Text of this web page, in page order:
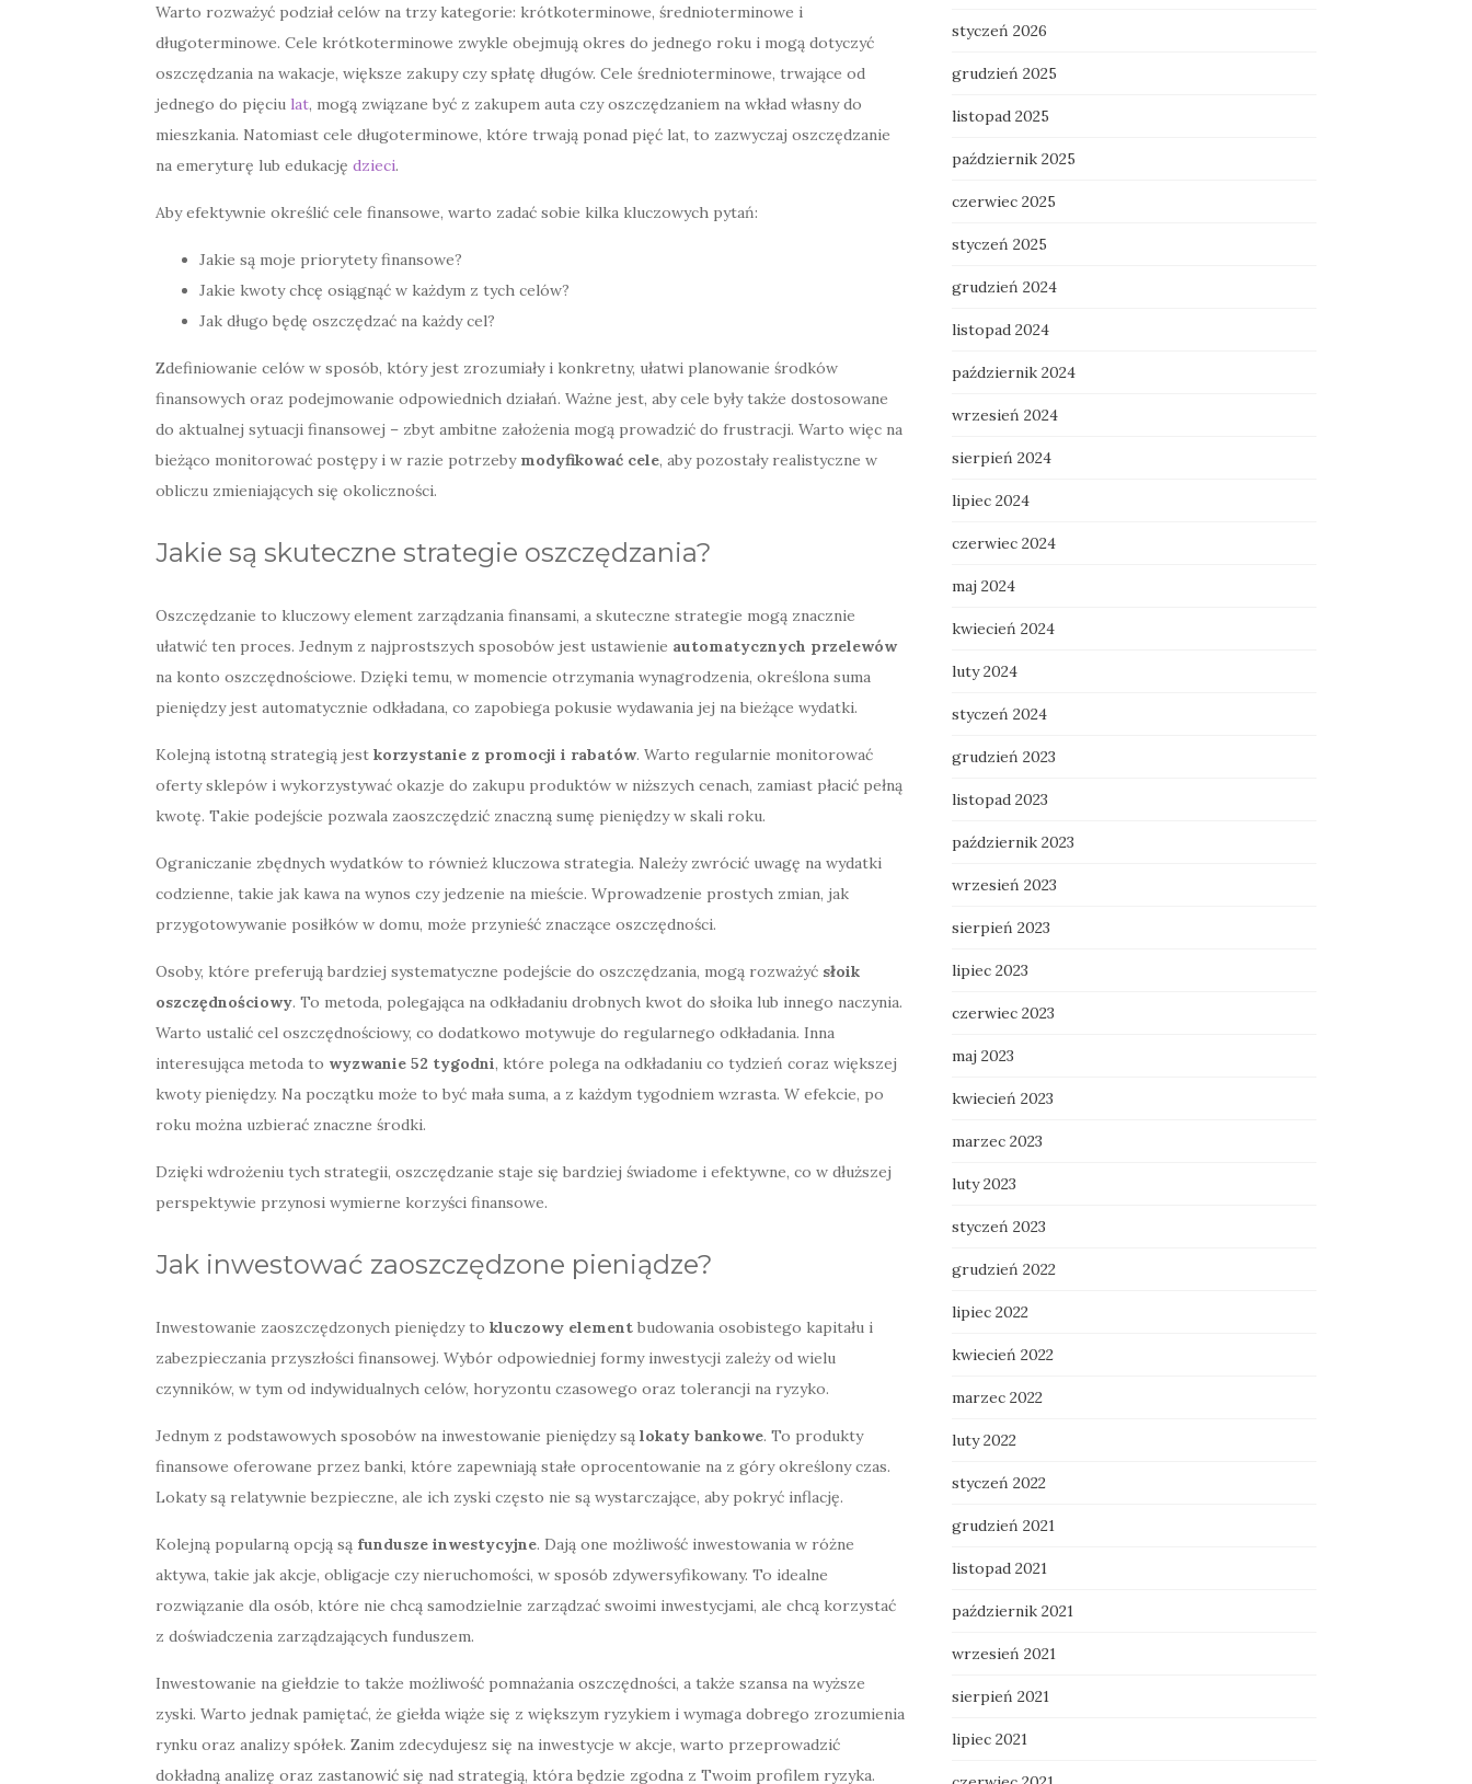
Warto rozważyć podział celów na trzy kategorie: krótkoterminowe, średnioterminowe i
długoterminowe. Cele krótkoterminowe zwykle obejmują okres do jednego roku i mogą dotyczyć
oszczędzania na wakacje, większe zakupy czy spłatę długów. Cele średnioterminowe, trwające od
jednego do pięciu lat, mogą związane być z zakupem auta czy oszczędzaniem na wkład własny do
mieszkania. Natomiast cele długoterminowe, które trwają ponad pięć lat, to zazwyczaj oszczędzanie
na emeryturę lub edukację dzieci.
Aby efektywnie określić cele finansowe, warto zadać sobie kilka kluczowych pytań:
Jakie są moje priorytety finansowe?
Jakie kwoty chcę osiągnąć w każdym z tych celów?
Jak długo będę oszczędzać na każdy cel?
Zdefiniowanie celów w sposób, który jest zrozumiały i konkretny, ułatwi planowanie środków
finansowych oraz podejmowanie odpowiednich działań. Ważne jest, aby cele były także dostosowane
do aktualnej sytuacji finansowej – zbyt ambitne założenia mogą prowadzić do frustracji. Warto więc na
bieżąco monitorować postępy i w razie potrzeby modyfikować cele, aby pozostały realistyczne w
obliczu zmieniających się okoliczności.
Jakie są skuteczne strategie oszczędzania?
Oszczędzanie to kluczowy element zarządzania finansami, a skuteczne strategie mogą znacznie
ułatwić ten proces. Jednym z najprostszych sposobów jest ustawienie automatycznych przelewów
na konto oszczędnościowe. Dzięki temu, w momencie otrzymania wynagrodzenia, określona suma
pieniędzy jest automatycznie odkładana, co zapobiega pokusie wydawania jej na bieżące wydatki.
Kolejną istotną strategią jest korzystanie z promocji i rabatów. Warto regularnie monitorować
oferty sklepów i wykorzystywać okazje do zakupu produktów w niższych cenach, zamiast płacić pełną
kwotę. Takie podejście pozwala zaoszczędzić znaczną sumę pieniędzy w skali roku.
Ograniczanie zbędnych wydatków to również kluczowa strategia. Należy zwrócić uwagę na wydatki
codzienne, takie jak kawa na wynos czy jedzenie na mieście. Wprowadzenie prostych zmian, jak
przygotowywanie posiłków w domu, może przynieść znaczące oszczędności.
Osoby, które preferują bardziej systematyczne podejście do oszczędzania, mogą rozważyć słoik
oszczędnościowy. To metoda, polegająca na odkładaniu drobnych kwot do słoika lub innego naczynia.
Warto ustalić cel oszczędnościowy, co dodatkowo motywuje do regularnego odkładania. Inna
interesująca metoda to wyzwanie 52 tygodni, które polega na odkładaniu co tydzień coraz większej
kwoty pieniędzy. Na początku może to być mała suma, a z każdym tygodniem wzrasta. W efekcie, po
roku można uzbierać znaczne środki.
Dzięki wdrożeniu tych strategii, oszczędzanie staje się bardziej świadome i efektywne, co w dłuższej
perspektywie przynosi wymierne korzyści finansowe.
Jak inwestować zaoszczędzone pieniądze?
Inwestowanie zaoszczędzonych pieniędzy to kluczowy element budowania osobistego kapitału i
zabezpieczania przyszłości finansowej. Wybór odpowiedniej formy inwestycji zależy od wielu
czynników, w tym od indywidualnych celów, horyzontu czasowego oraz tolerancji na ryzyko.
Jednym z podstawowych sposobów na inwestowanie pieniędzy są lokaty bankowe. To produkty
finansowe oferowane przez banki, które zapewniają stałe oprocentowanie na z góry określony czas.
Lokaty są relatywnie bezpieczne, ale ich zyski często nie są wystarczające, aby pokryć inflację.
Kolejną popularną opcją są fundusze inwestycyjne. Dają one możliwość inwestowania w różne
aktywa, takie jak akcje, obligacje czy nieruchomości, w sposób zdywersyfikowany. To idealne
rozwiązanie dla osób, które nie chcą samodzielnie zarządzać swoimi inwestycjami, ale chcą korzystać
z doświadczenia zarządzających funduszem.
Inwestowanie na giełdzie to także możliwość pomnażania oszczędności, a także szansa na wyższe
zyski. Warto jednak pamiętać, że giełda wiąże się z większym ryzykiem i wymaga dobrego zrozumienia
rynku oraz analizy spółek. Zanim zdecydujesz się na inwestycje w akcje, warto przeprowadzić
dokładną analizę oraz zastanowić się nad strategią, która będzie zgodna z Twoim profilem ryzyka.
styczeń 2026
grudzień 2025
listopad 2025
październik 2025
czerwiec 2025
styczeń 2025
grudzień 2024
listopad 2024
październik 2024
wrzesień 2024
sierpień 2024
lipiec 2024
czerwiec 2024
maj 2024
kwiecień 2024
luty 2024
styczeń 2024
grudzień 2023
listopad 2023
październik 2023
wrzesień 2023
sierpień 2023
lipiec 2023
czerwiec 2023
maj 2023
kwiecień 2023
marzec 2023
luty 2023
styczeń 2023
grudzień 2022
lipiec 2022
kwiecień 2022
marzec 2022
luty 2022
styczeń 2022
grudzień 2021
listopad 2021
październik 2021
wrzesień 2021
sierpień 2021
lipiec 2021